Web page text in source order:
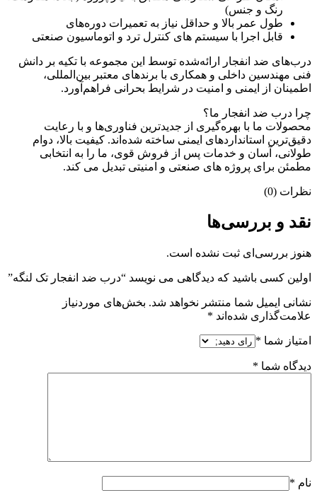
رنگ و جنس)
طول عمر بالا و حداقل نیاز به تعمیرات دوره‌های
قابل اجرا با سیستم های کنترل ترد و اتوماسیون صنعتی
درب‌های ضد انفجار ارائه‌شده توسط این مجموعه با تکیه بر دانش
فنی مهندسین داخلی و همکاری با برندهای معتبر بین‌المللی،
اطمینان از ایمنی و امنیت در شرایط بحرانی فراهم‌آورد.
چرا درب ضد انفجار ما؟
محصولات ما با بهره‌گیری از جدیدترین فناوری‌ها و با رعایت
دقیق‌ترین استانداردهای ایمنی ساخته شده‌اند. کیفیت بالا، دوام
طولانی، آسان و خدمات پس از فروش قوی، ما را به انتخابی
مطمئن برای پروژه های صنعتی و امنیتی تبدیل می کند.
نظرات (0)
نقد و بررسی‌ها
هنوز بررسی‌ای ثبت نشده است.
اولین کسی باشید که دیدگاهی می نویسد “درب ضد انفجار تک لنگه”
نشانی ایمیل شما منتشر نخواهد شد. بخش‌های موردنیاز
علامت‌گذاری شده‌اند *
امتیاز شما *
دیدگاه شما *
نام *